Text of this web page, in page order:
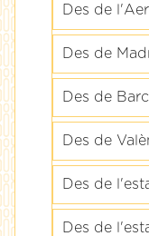
Des de
Des de
Des de
Des de
Des de
Des de